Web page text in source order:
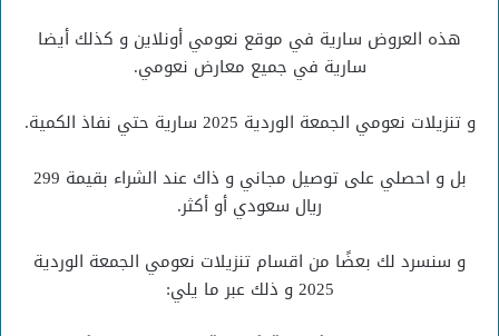
هذه العروض سارية في موقع نعومي أونلاين و كذلك أيضا
سارية في جميع معارض نعومي.
و تنزيلات نعومي الجمعة الوردية 2025 سارية حتي نفاذ الكمية.
بل و احصلي على توصيل مجاني و ذاك عند الشراء بقيمة 299
ريال سعودي أو أكثر.
و سنسرد لك بعضًا من اقسام تنزيلات نعومي الجمعة الوردية
2025 و ذلك عبر ما يلي: